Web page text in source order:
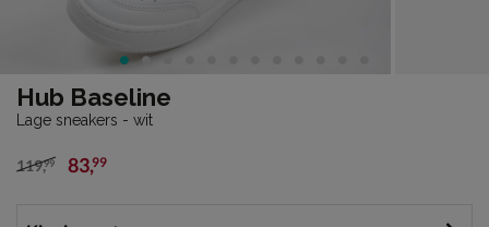
Hub Baseline
Lage sneakers - wit
van € 119,99 voor € 83,99
119,99 83,99